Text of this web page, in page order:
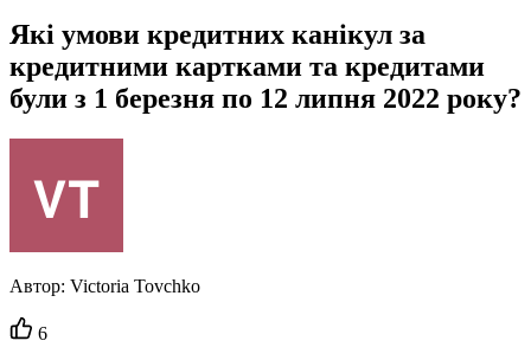
Які умови кредитних канікул за
кредитними картками та кредитами
були з 1 березня по 12 липня 2022 року?
Автор: Victoria Tovchko
Кількість
вподобайок:
6